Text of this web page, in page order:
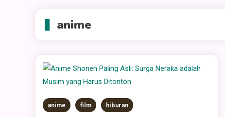
anime
anime film hiburan